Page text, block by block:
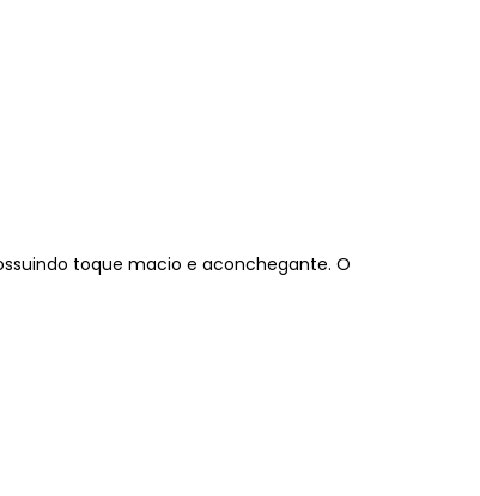
toque macio e aconchegante. O